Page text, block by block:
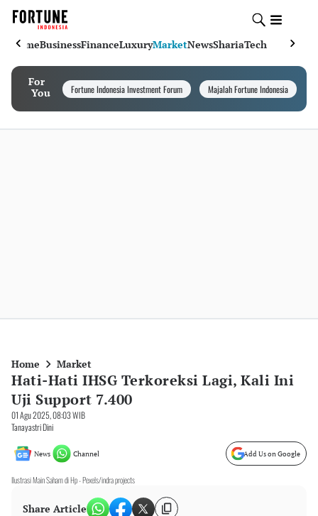
HomeBusinessFinanceLuxuryMarketNewsShariaTech
For
You
Fortune Indonesia Investment Forum Majalah Fortune Indonesia
Home Market
Hati-Hati IHSG Terkoreksi Lagi, Kali Ini
Uji Support 7.400
01 Agu 2025, 08:03 WIB
Tanayastri Dini
News Channel Add Us on Google
Ilustrasi Main Saham di Hp - Pexels/indra projects
Share Article